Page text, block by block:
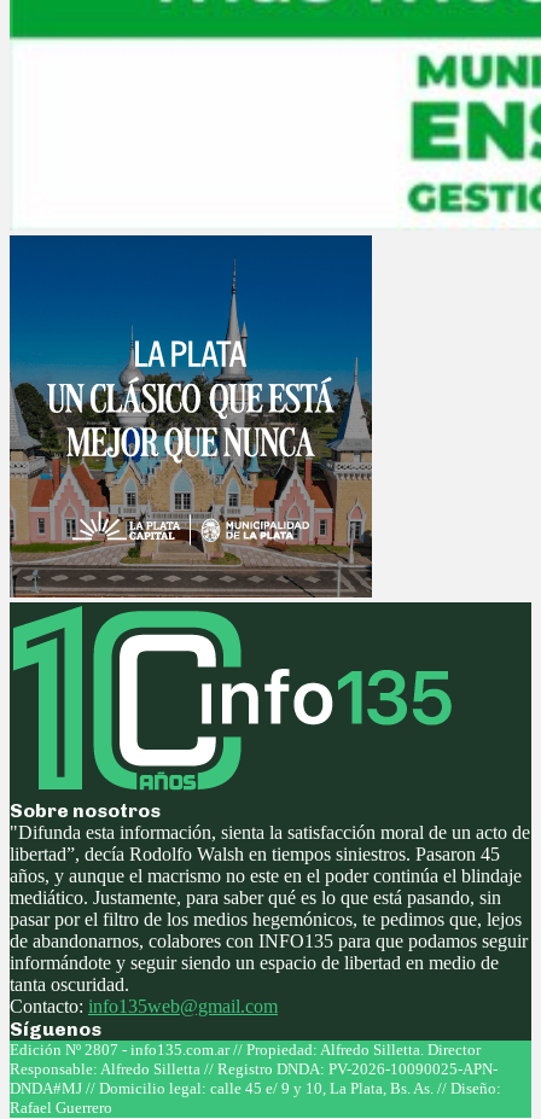
Sobre nosotros
"Difunda esta información, sienta la satisfacción moral de un acto de
libertad”, decía Rodolfo Walsh en tiempos siniestros. Pasaron 45
años, y aunque el macrismo no este en el poder continúa el blindaje
mediático. Justamente, para saber qué es lo que está pasando, sin
pasar por el filtro de los medios hegemónicos, te pedimos que, lejos
de abandonarnos, colabores con INFO135 para que podamos seguir
informándote y seguir siendo un espacio de libertad en medio de
tanta oscuridad.
Contacto: info135web@gmail.com
Síguenos
Facebook
Twitter
Instagram
Youtube
Edición Nº 2807 - info135.com.ar // Propiedad: Alfredo Silletta. Director
Responsable: Alfredo Silletta // Registro DNDA: PV-2026-10090025-APN-
DNDA#MJ // Domicilio legal: calle 45 e/ 9 y 10, La Plata, Bs. As. // Diseño:
Rafael Guerrero